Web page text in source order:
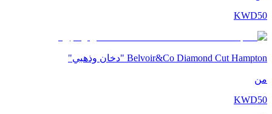
KWD50
Belvoir&Co Diamond Cut Hampton "دخان وذهبي"
من
KWD50